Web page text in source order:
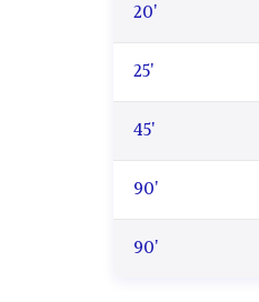
20'
25'
45'
90'
90'